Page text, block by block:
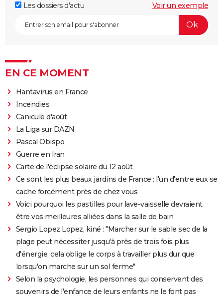
Les dossiers d'actu
Voir un exemple
EN CE MOMENT
Hantavirus en France
Incendies
Canicule d'août
La Liga sur DAZN
Pascal Obispo
Guerre en Iran
Carte de l'éclipse solaire du 12 août
Ce sont les plus beaux jardins de France : l'un d'entre eux se
cache forcément près de chez vous
Voici pourquoi les pastilles pour lave-vaisselle devraient
être vos meilleures alliées dans la salle de bain
Sergio Lopez Lopez, kiné : "Marcher sur le sable sec de la
plage peut nécessiter jusqu'à près de trois fois plus
d'énergie, cela oblige le corps à travailler plus dur que
lorsqu'on marche sur un sol ferme"
Selon la psychologie, les personnes qui conservent des
souvenirs de l'enfance de leurs enfants ne le font pas